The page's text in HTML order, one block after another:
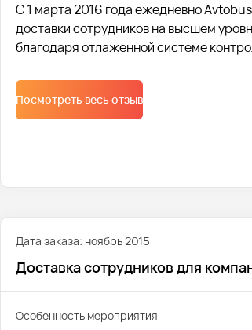
С 1 марта 2016 года ежедневно
доставки сотрудников на высшем
благодаря отлаженной системе
Посмотреть весь отзыв
Дата заказа: ноябрь 2015
Доставка сотрудников для
Особенность мероприятия